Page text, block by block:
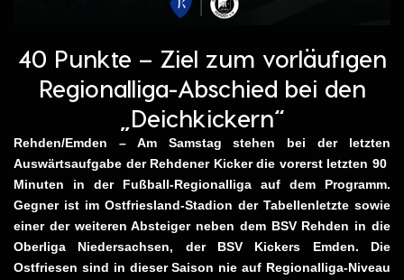
40 Punkte – Ziel zum vorläufigen
Regionalliga-Abschied bei den
„Deichkickern“
Rehden/Emden – Am Samstag stehen bei der letzten
Auswärtsaufgabe der Rehdener Kicker die vorerst letzten 90
Minuten in der Fußball-Regionalliga auf dem Programm.
Gegner ist im Ostfriesland-Stadion der Tabellenletzte sowie
einer der weiteren Absteiger neben dem BSV Rehden in die
Oberliga Niedersachsen, der BSV Kickers Emden. Die
Ostfriesen sind in dieser Saison nie auf Regionalliga-Niveau